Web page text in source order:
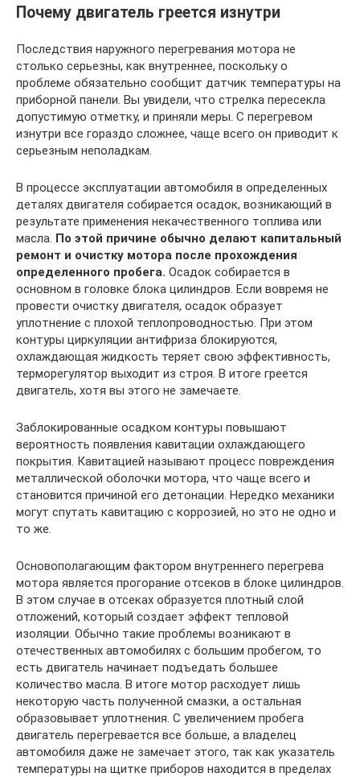
Почему двигатель греется изнутри
Последствия наружного перегревания мотора не
столько серьезны, как внутреннее, поскольку о
проблеме обязательно сообщит датчик температуры на
приборной панели. Вы увидели, что стрелка пересекла
допустимую отметку, и приняли меры. С перегревом
изнутри все гораздо сложнее, чаще всего он приводит к
серьезным неполадкам.
В процессе эксплуатации автомобиля в определенных
деталях двигателя собирается осадок, возникающий в
результате применения некачественного топлива или
масла. По этой причине обычно делают капитальный
ремонт и очистку мотора после прохождения
определенного пробега. Осадок собирается в
основном в головке блока цилиндров. Если вовремя не
провести очистку двигателя, осадок образует
уплотнение с плохой теплопроводностью. При этом
контуры циркуляции антифриза блокируются,
охлаждающая жидкость теряет свою эффективность,
терморегулятор выходит из строя. В итоге греется
двигатель, хотя вы этого не замечаете.
Заблокированные осадком контуры повышают
вероятность появления кавитации охлаждающего
покрытия. Кавитацией называют процесс повреждения
металлической оболочки мотора, что чаще всего и
становится причиной его детонации. Нередко механики
могут спутать кавитацию с коррозией, но это не одно и
то же.
Основополагающим фактором внутреннего перегрева
мотора является прогорание отсеков в блоке цилиндров.
В этом случае в отсеках образуется плотный слой
отложений, который создает эффект тепловой
изоляции. Обычно такие проблемы возникают в
отечественных автомобилях с большим пробегом, то
есть двигатель начинает подъедать большее
количество масла. В итоге мотор расходует лишь
некоторую часть полученной смазки, а остальная
образовывает уплотнения. С увеличением пробега
двигатель перегревается все больше, а владелец
автомобиля даже не замечает этого, так как указатель
температуры на щитке приборов находится в пределах